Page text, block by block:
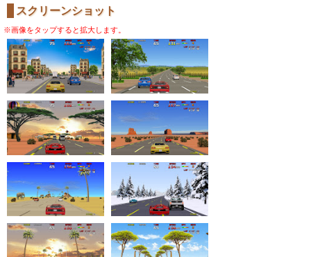
スクリーンショット
※画像をタップすると拡大します。